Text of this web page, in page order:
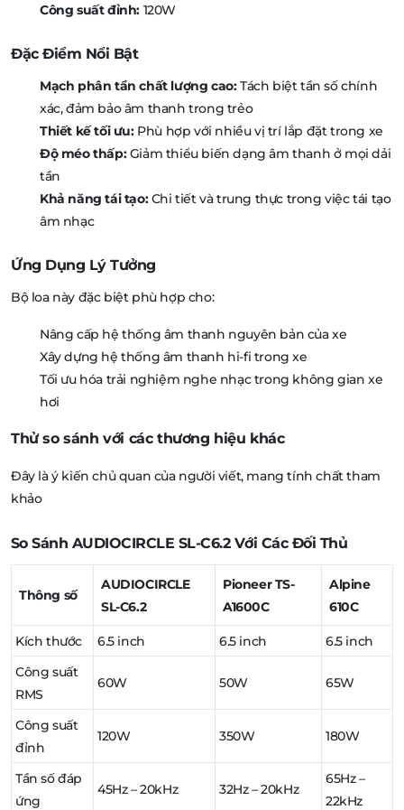
Công suất đỉnh: 120W
Đặc Điểm Nổi Bật
Mạch phân tần chất lượng cao:Tách biệt tần số chính
xác, đảm bảo âm thanh trong trẻo
Thiết kế tối ưu:Phù hợp với nhiều vị trí lắp đặt trong xe
Độ méo thấp:Giảm thiểu biến dạng âm thanh ở mọi dải
tần
Khả năng tái tạo:Chi tiết và trung thực trong việc tái tạo
âm nhạc
Ứng Dụng Lý Tưởng
Bộ loa này đặc biệt phù hợp cho:
Nâng cấp hệ thống âm thanh nguyên bản của xe
Xây dựng hệ thống âm thanh hi-fi trong xe
Tối ưu hóa trải nghiệm nghe nhạc trong không gian xe
hơi
Thử so sánh với các thương hiệu khác
Đây là ý kiến chủ quan của người viết, mang tính chất tham
khảo
So Sánh AUDIOCIRCLE SL-C6.2 Với Các Đối Thủ
Thông số
AUDIOCIRCLE
SL-C6.2
Pioneer TS-
A1600C
Alpine
610C
Kích thước 6.5 inch 6.5 inch
6.5 inch
Công suất
RMS
60W 50W 65W
Công suất
đỉnh
120W 350W 180W
Tần số đáp
ứng
45Hz – 20kHz 32Hz – 20kHz
65Hz –
22kHz